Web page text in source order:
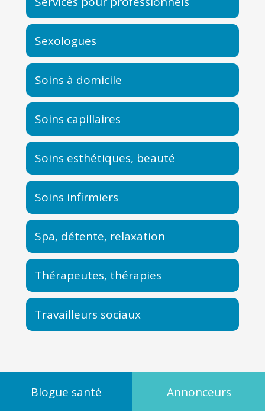
Sexologues
Soins à domicile
Soins capillaires
Soins esthétiques, beauté
Soins infirmiers
Spa, détente, relaxation
Thérapeutes, thérapies
Travailleurs sociaux
Blogue santé Annonceurs